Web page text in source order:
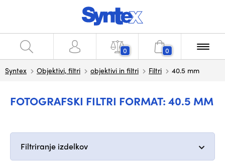
0 0
Syntex Objektivi, filtri objektivi in filtri Filtri 40.5 mm
FOTOGRAFSKI FILTRI FORMAT: 40.5 MM
Filtriranje izdelkov